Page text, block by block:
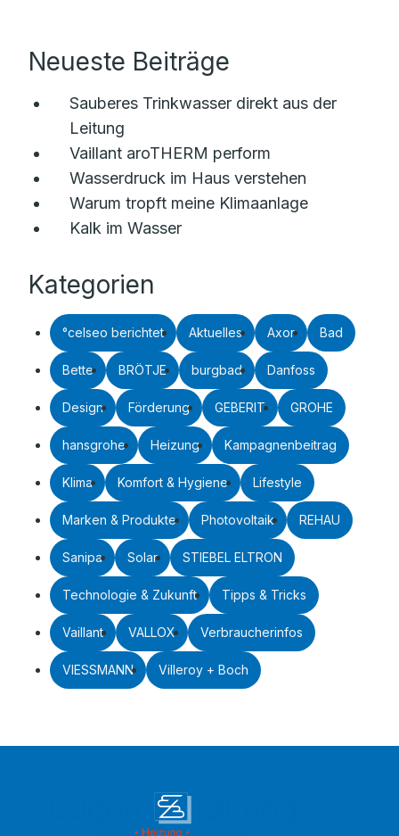
Neueste Beiträge
Sauberes Trinkwasser direkt aus der
Leitung
Vaillant aroTHERM perform
Wasserdruck im Haus verstehen
Warum tropft meine Klimaanlage
Kalk im Wasser
Kategorien
°celseo berichtet Aktuelles Axor Bad
Bette BRÖTJE burgbad Danfoss
Design Förderung GEBERIT GROHE
hansgrohe Heizung Kampagnenbeitrag
Klima Komfort & Hygiene Lifestyle
Marken & Produkte Photovoltaik REHAU
Sanipa Solar STIEBEL ELTRON
Technologie & Zukunft Tipps & Tricks
Vaillant VALLOX Verbraucherinfos
VIESSMANN Villeroy + Boch